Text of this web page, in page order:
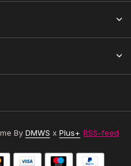
By DMWS x Plus+ RSS-feed